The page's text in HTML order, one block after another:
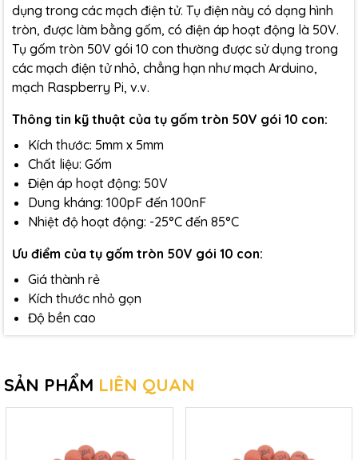
dụng trong các mạch điện tử. Tụ điện này có dạng hình
tròn, được làm bằng gốm, có điện áp hoạt động là 50V.
Tụ gốm tròn 50V gói 10 con thường được sử dụng trong
các mạch điện tử nhỏ, chẳng hạn như mạch Arduino,
mạch Raspberry Pi, v.v.
Thông tin kỹ thuật của tụ gốm tròn 50V gói 10 con:
Kích thước: 5mm x 5mm
Chất liệu: Gốm
Điện áp hoạt động: 50V
Dung kháng: 100pF đến 100nF
Nhiệt độ hoạt động: -25°C đến 85°C
Ưu điểm của tụ gốm tròn 50V gói 10 con:
Giá thành rẻ
Kích thước nhỏ gọn
Độ bền cao
SẢN PHẨM LIÊN QUAN